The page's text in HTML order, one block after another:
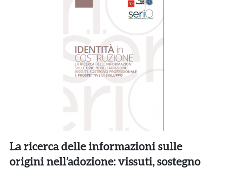
La ricerca delle informazioni sulle
origini nell’adozione: vissuti, sostegno